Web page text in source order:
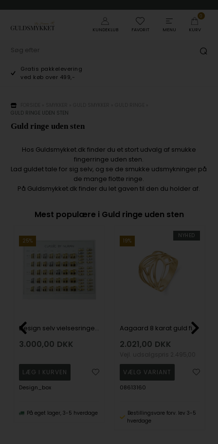
KUNDEKLUB FAVORIT MENU
0
KURV
Gratis pakkelevering
ved køb over 499,-
GULD RINGE UDEN STEN
Guld ringe uden sten
Hos Guldsmykket.dk finder du et stort udvalg af smukke
fingerringe uden sten.
Lad guldet tale for sig selv, og se de smukke udsmykninger på
de mange flotte ringe.
På Guldsmykket.dk finder du let gaven til den du holder af.
Mest populære i Guld ringe uden sten
25%
Design selv vielsesringe kit med prøveringe
3.000,00 DKK
Design_box
På eget lager, 3-5 hverdage
NYHED
19%
Aagaard 8 karat guld fingerring med flot filigran mønster
2.021,00 DKK
08613160
Bestillingsvare forv. lev 3-5
hverdage